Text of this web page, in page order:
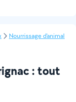
Nourrissage d'animal
: tout